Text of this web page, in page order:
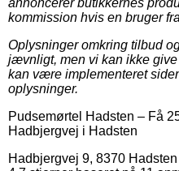
annoncerer butikkernes
kommission hvis en bruger
Oplysninger omkring tilbud
jævnligt, men vi kan ikke
kan være implementeret
oplysninger.
Pudsemørtel Hadsten – Få
Hadbjergvej i Hadsten
Hadbjergvej 9, 8370 Hadsten